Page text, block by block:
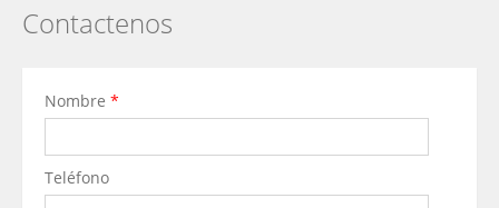
Contactenos
Nombre *
Teléfono